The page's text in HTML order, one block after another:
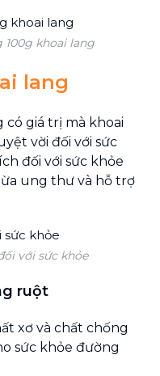
khoai lang
lang
giá trị mà khoai
vời đối với sức
đối với sức khỏe
ung thư và hỗ trợ
với sức khỏe
ruột
xơ và chất chống
sức khỏe đường